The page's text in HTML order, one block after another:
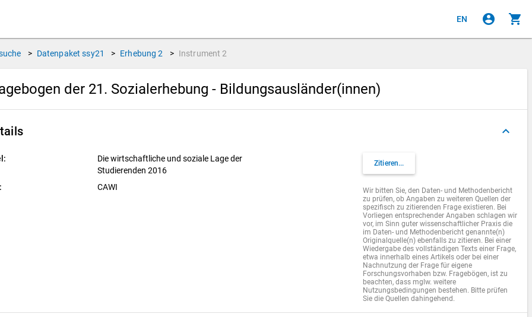
EN account_circle shopping_cart
> Datenpaket ssy21 > Erhebung 2 > Instrument 2
der 21. Sozialerhebung - Bildungsausländer(innen)
keyboard_arrow_up
Die wirtschaftliche und soziale Lage der
Studierenden 2016
CAWI
Zitieren...
Wir bitten Sie, den Daten- und Methodenbericht
zu prüfen, ob Angaben zu weiteren Quellen der
spezifisch zu zitierenden Frage existieren. Bei
Vorliegen entsprechender Angaben schlagen wir
vor, im Sinn guter wissenschaftlicher Praxis die
im Daten- und Methodenbericht genannte(n)
Originalquelle(n) ebenfalls zu zitieren. Bei einer
Wiedergabe des vollständigen Texts einer Frage,
etwa innerhalb eines Artikels oder bei einer
Nachnutzung der Frage für eigene
Forschungsvorhaben bzw. Fragebögen, ist zu
beachten, dass mglw. weitere
Nutzungsbedingungen bestehen. Bitte prüfen
Sie die Quellen dahingehend.